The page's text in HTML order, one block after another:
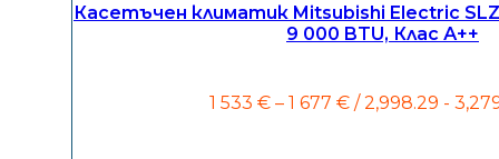
Касетъчен климатик Mitsubishi Electric
9 000 BTU, Клас А++
1 533 € – 1 677 €Price
/ 2,998.29 -